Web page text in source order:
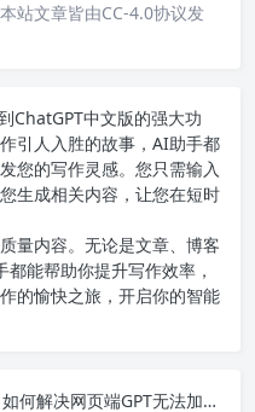
站文章皆由CC-4.0协议发
ChatGPT中文版的强大功
引人入胜的故事，AI助手都
您的写作灵感。您只需输入
生成相关内容，让您在短时
量内容。无论是文章、博客
能帮助你提升写作效率，
的愉快之旅，开启你的智能
如何解决网页端GPT无法加载的问题并顺利访问ChatGPT功能